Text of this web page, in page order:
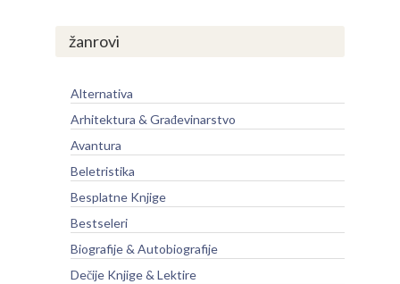
žanrovi
Alternativa
Arhitektura & Građevinarstvo
Avantura
Beletristika
Besplatne Knjige
Bestseleri
Biografije & Autobiografije
Dečije Knjige & Lektire